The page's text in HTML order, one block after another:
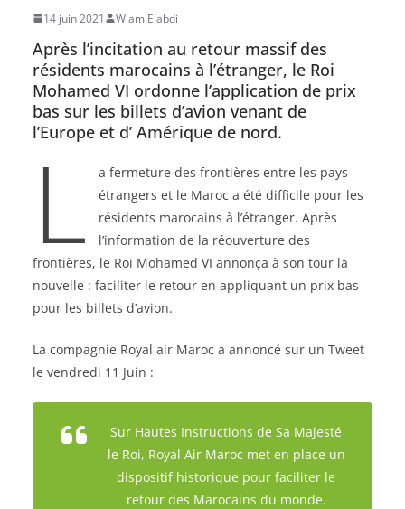
14 juin 2021 Wiam Elabdi
Après l’incitation au retour massif des
résidents marocains à l’étranger, le Roi
Mohamed VI ordonne l’application de prix
bas sur les billets d’avion venant de
l’Europe et d’ Amérique de nord.
L
a fermeture des frontières entre les pays
étrangers et le Maroc a été difficile pour les
résidents marocains à l’étranger. Après
l’information de la réouverture des
frontières, le Roi Mohamed VI annonça à son tour la
nouvelle : faciliter le retour en appliquant un prix bas
pour les billets d’avion.
La compagnie Royal air Maroc a annoncé sur un Tweet
le vendredi 11 Juin :
Sur Hautes Instructions de Sa Majesté
le Roi, Royal Air Maroc met en place un
dispositif historique pour faciliter le
retour des Marocains du monde.